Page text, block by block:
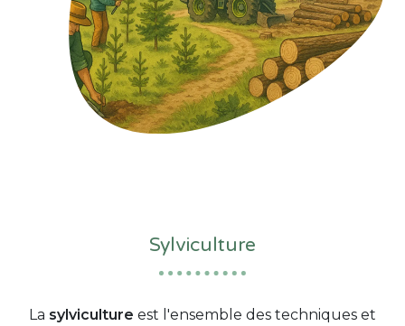
Sylviculture
La sylviculture est l'ensemble des techniques et